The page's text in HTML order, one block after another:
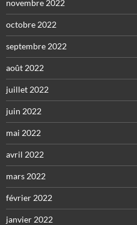
novembre 2022
octobre 2022
septembre 2022
août 2022
juillet 2022
juin 2022
mai 2022
avril 2022
mars 2022
février 2022
janvier 2022